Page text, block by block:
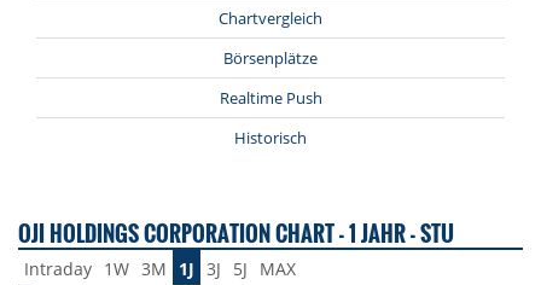
Chartvergleich
Börsenplätze
Realtime Push
Historisch
OJI HOLDINGS CORPORATION CHART - 1 JAHR - STU
Intraday 1W 3M 1J 3J 5J MAX